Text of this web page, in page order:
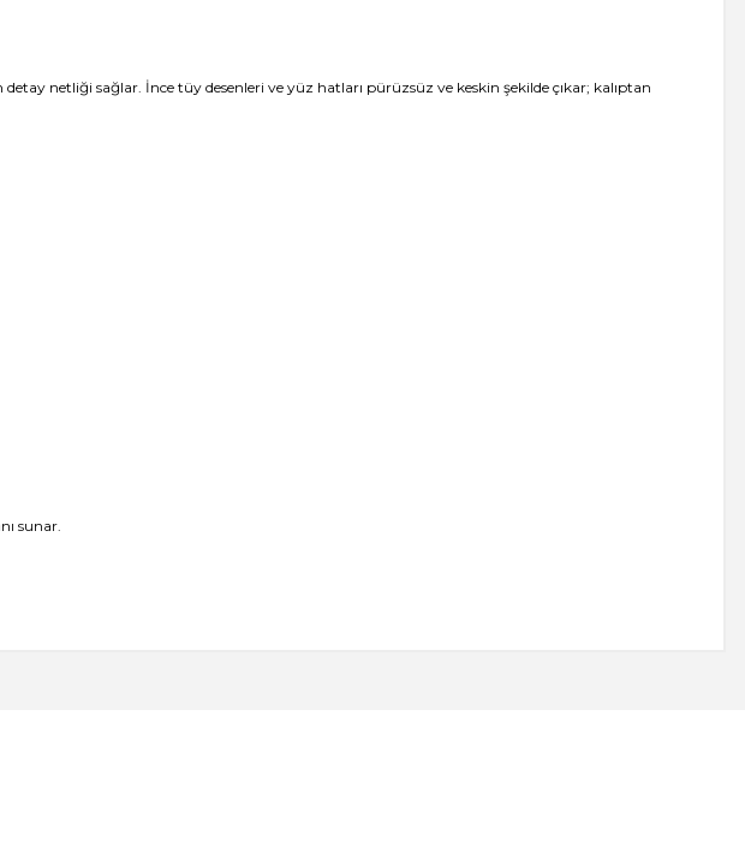
netliği sağlar. İnce tüy desenleri ve yüz hatları pürüzsüz ve keskin şekilde çıkar; kalıptan
sunar.